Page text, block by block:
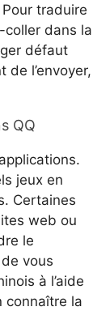
traduire
coller dans la
défaut
de l’envoyer,
QQ
jeux en
Certaines
web ou
le
vous
à l’aide
connaître la